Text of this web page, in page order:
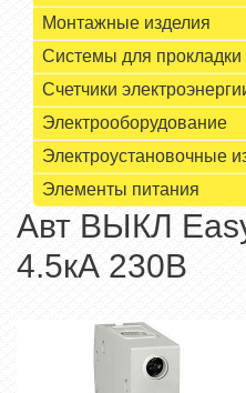
Монтажные изделия
Системы для прокладки
Счетчики
Электрооборудование
Электроустановочные
Элементы питания
Авт ВЫКЛ
4.5кА 230В